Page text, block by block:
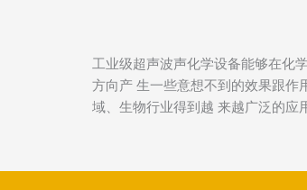
工业级超声波声化学设备能够在化
方向产 生一些意想不到的效果跟作
域、生物行业得到越 来越广泛的应